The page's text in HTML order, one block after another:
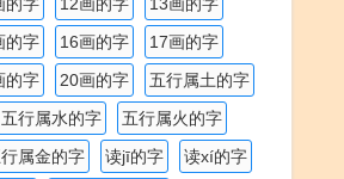
的字 16画的字
17画的字
的字 20画的字
五行属土的字
五行属水的字
五行属火的字
属金的字 读jī的字
读xí的字